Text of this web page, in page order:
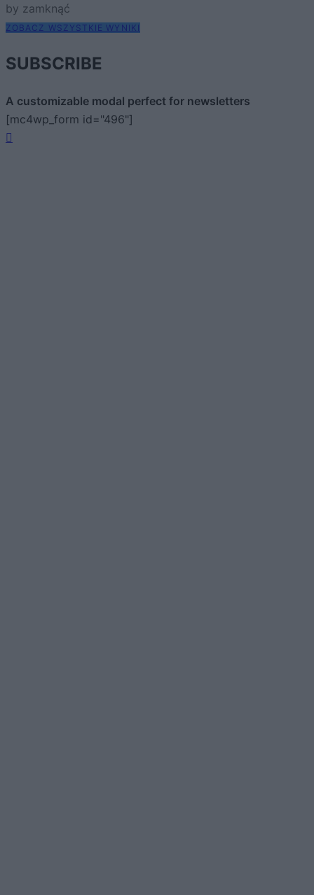
by zamknąć
ZOBACZ WSZYSTKIE WYNIKI
SUBSCRIBE
A customizable modal perfect for newsletters
[mc4wp_form id="496"]